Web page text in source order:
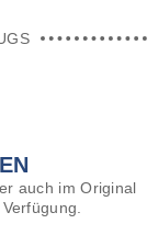
auch im Original